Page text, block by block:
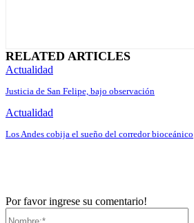
RELATED ARTICLES
Actualidad
Justicia de San Felipe, bajo observación
Actualidad
Los Andes cobija el sueño del corredor bioceánico
Por favor ingrese su comentario!